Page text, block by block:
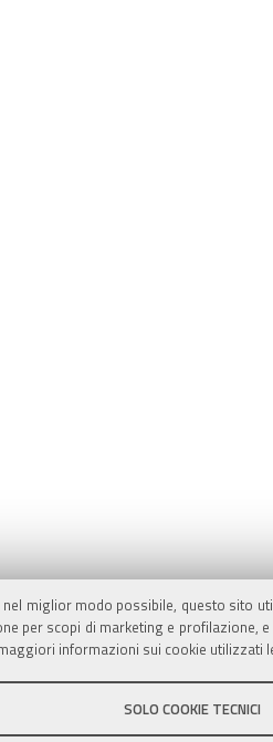
miglior modo possibile, questo sito
per scopi di marketing e
informazioni sui cookie utilizzati
SOLO COOKIE TECNICI